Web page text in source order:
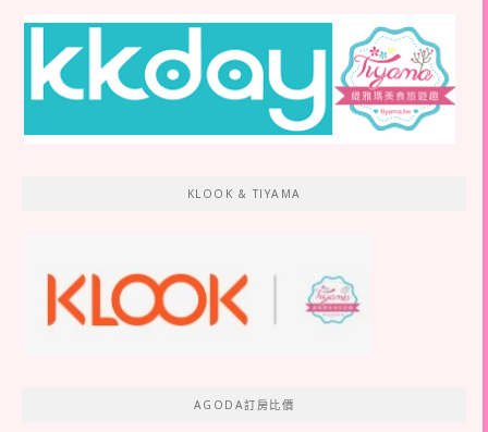
KLOOK & TIYAMA
AGODA訂房比價